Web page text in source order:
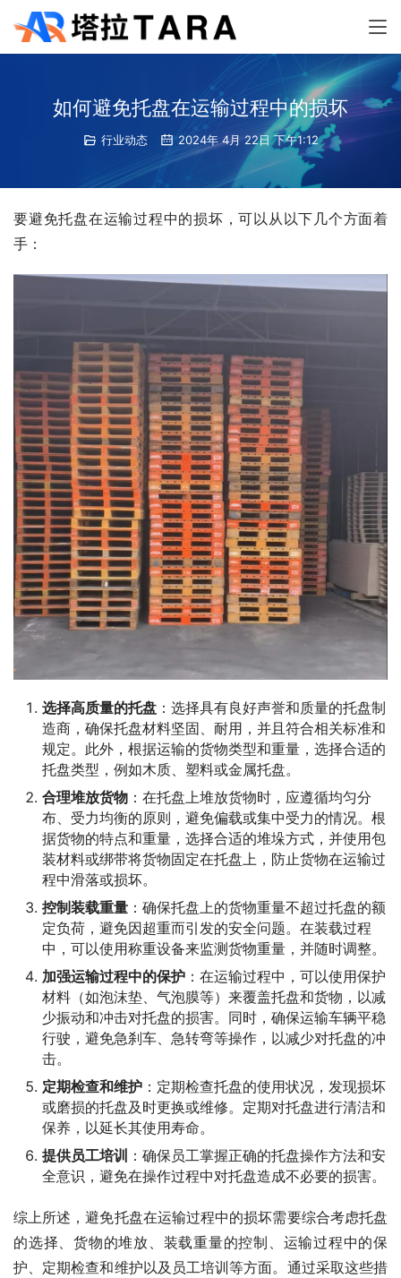
如何避免托盘在运输过程中的损坏
行业动态 2024年 4月 22日 下午1:12
要避免托盘在运输过程中的损坏，可以从以下几个方面着
手：
选择高质量的托盘 ：选择具有良好声誉和质量的托盘制
造商，确保托盘材料坚固、耐用，并且符合相关标准和
规定。此外，根据运输的货物类型和重量，选择合适的
托盘类型，例如木质、塑料或金属托盘。
合理堆放货物 ：在托盘上堆放货物时，应遵循均匀分
布、受力均衡的原则，避免偏载或集中受力的情况。根
据货物的特点和重量，选择合适的堆垛方式，并使用包
装材料或绑带将货物固定在托盘上，防止货物在运输过
程中滑落或损坏。
控制装载重量 ：确保托盘上的货物重量不超过托盘的额
定负荷，避免因超重而引发的安全问题。在装载过程
中，可以使用称重设备来监测货物重量，并随时调整。
加强运输过程中的保护 ：在运输过程中，可以使用保护
材料（如泡沫垫、气泡膜等）来覆盖托盘和货物，以减
少振动和冲击对托盘的损害。同时，确保运输车辆平稳
行驶，避免急刹车、急转弯等操作，以减少对托盘的冲
击。
定期检查和维护 ：定期检查托盘的使用状况，发现损坏
或磨损的托盘及时更换或维修。定期对托盘进行清洁和
保养，以延长其使用寿命。
提供员工培训 ：确保员工掌握正确的托盘操作方法和安
全意识，避免在操作过程中对托盘造成不必要的损害。
综上所述，避免托盘在运输过程中的损坏需要综合考虑托盘
的选择、货物的堆放、装载重量的控制、运输过程中的保
护、定期检查和维护以及员工培训等方面。通过采取这些措